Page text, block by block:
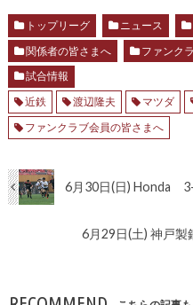
トップリーグ ニュース
関係者の皆さまへ
ファンク
試合情報
近鉄
渡辺隆夫 マツダ
ファンクラブ会員の皆さまへ
6月30日(日) Honda
6月29日(土) 神戸